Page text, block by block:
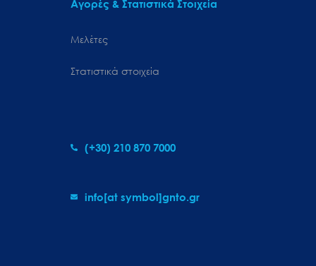
Αγορές & Στατιστικά Στοιχεία
Μελέτες
Στατιστικά στοιχεία
(+30) 210 870 7000
info[at symbol]gnto.gr